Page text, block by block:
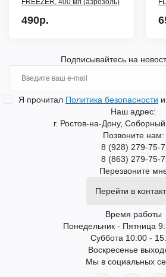
FREEZER, 400 мл (аэрозоль)
490р.
Подписывайтесь на
Я прочитал Политика безопасности
Наш адрес:
г. Ростов-на-Дону,
Позвоните нам:
8 (928) 279-75-
8 (863) 279-75-
Перезвоните
Перейти в
Время работы
Понедельник - Пятница
Суббота 10:00 -
Воскресенье
Мы в социальных